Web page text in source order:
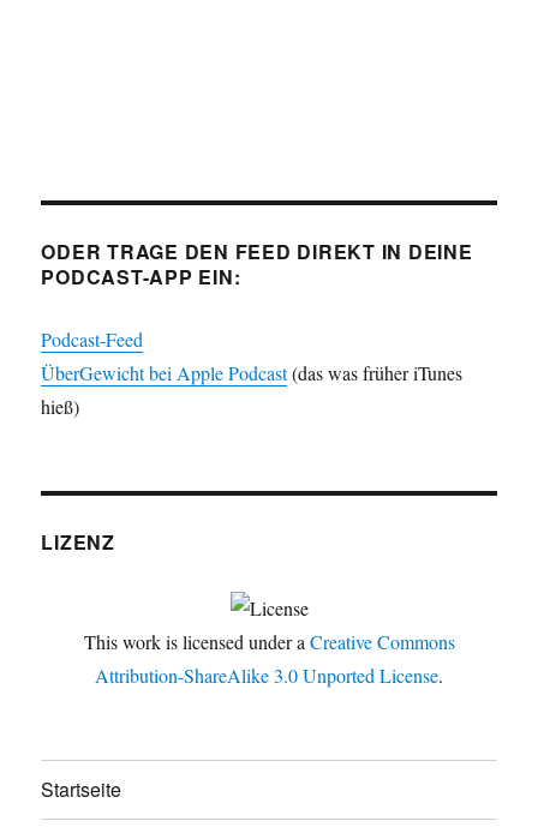
ODER TRAGE DEN FEED DIREKT IN DEINE
PODCAST-APP EIN:
Podcast-Feed
ÜberGewicht bei Apple Podcast(das was früher iTunes
hieß)
LIZENZ
This work is licensed under a Creative Commons
Attribution-ShareAlike 3.0 Unported License.
Startseite